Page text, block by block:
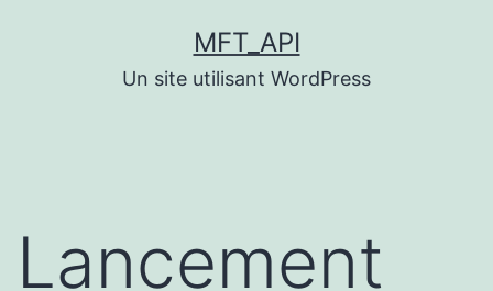
MFT_API
Un site utilisant WordPress
Lancement